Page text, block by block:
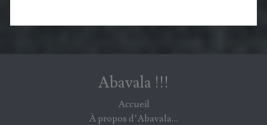
Abavala !!!
Accueil
À propos d’Abavala…